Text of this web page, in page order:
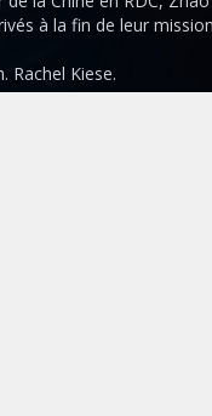
à la fin de leur
Rachel Kiese.